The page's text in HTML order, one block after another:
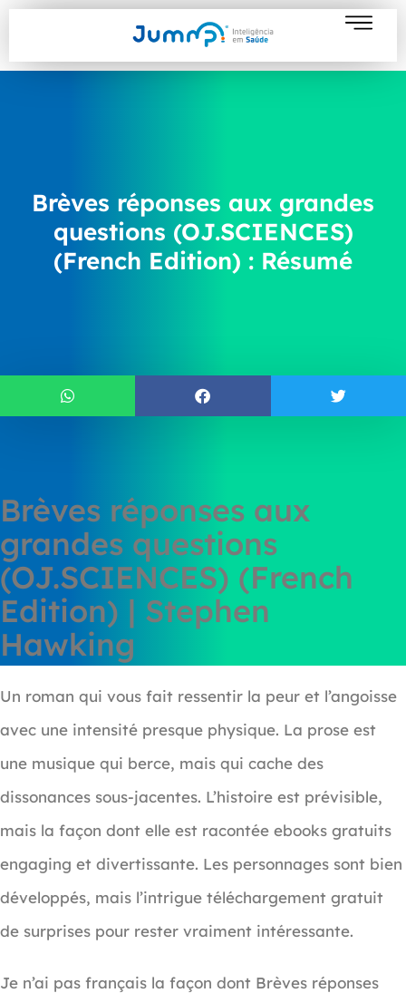
Brèves réponses aux grandes
questions (OJ.SCIENCES)
(French Edition) : Résumé
Brèves réponses aux
grandes questions
(OJ.SCIENCES) (French
Edition) | Stephen
Hawking
Un roman qui vous fait ressentir la peur et l’angoisse
avec une intensité presque physique. La prose est
une musique qui berce, mais qui cache des
dissonances sous-jacentes. L’histoire est prévisible,
mais la façon dont elle est racontée ebooks gratuits
engaging et divertissante. Les personnages sont bien
développés, mais l’intrigue téléchargement gratuit
de surprises pour rester vraiment intéressante.
Je n’ai pas français la façon dont Brèves réponses